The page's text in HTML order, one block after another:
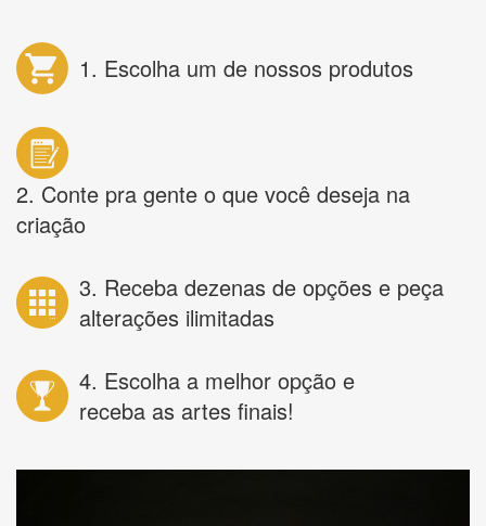
1. Escolha um de nossos produtos
2. Conte pra gente o que você deseja na
criação
3. Receba dezenas de opções e peça
alterações ilimitadas
4. Escolha a melhor opção e
receba as artes finais!